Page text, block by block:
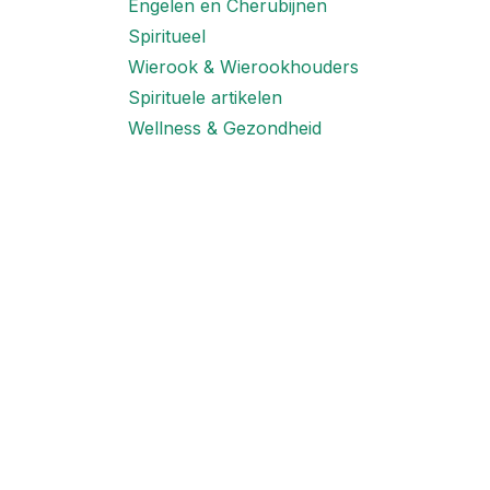
Engelen en Cherubijnen
Spiritueel
Wierook & Wierookhouders
Spirituele artikelen
Wellness & Gezondheid